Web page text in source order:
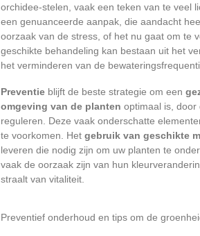
orchidee-stelen, vaak een teken van te veel
een genuanceerde aanpak, die aandacht
oorzaak van de stress, of het nu gaat om te
geschikte behandeling kan bestaan uit het
het verminderen van de
Preventie blijft de beste strategie om een
omgeving van de planten optimaal is, door
reguleren. Deze vaak onderschatte
te voorkomen. Het gebruik van geschikte
leveren die nodig zijn om uw planten te
vaak de oorzaak zijn van hun
straalt van vitaliteit.
Preventief onderhoud en tips om de